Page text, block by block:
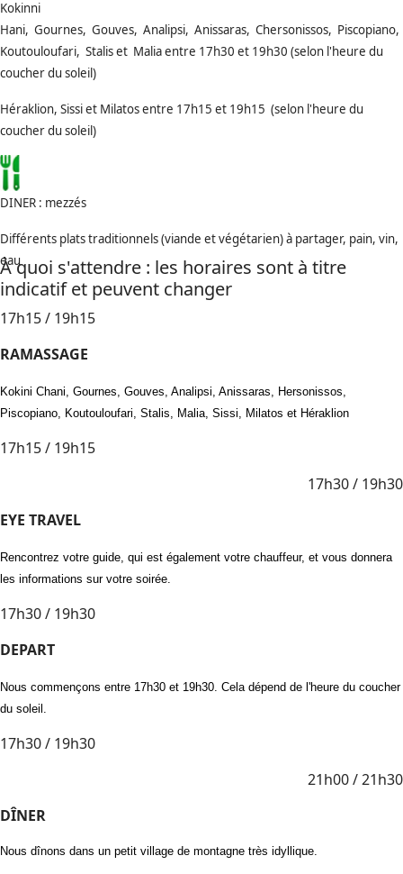
Kokinni
Hani, Gournes, Gouves, Analipsi, Anissaras, Chersonissos, Piscopiano,
Koutouloufari, Stalis et Malia entre 17h30 et 19h30 (selon l'heure du
coucher du soleil)
Héraklion, Sissi et Milatos entre 17h15 et 19h15 (selon l'heure du
coucher du soleil)
DINER : mezzés
Différents plats traditionnels (viande et végétarien) à partager, pain, vin,
eau
À quoi s'attendre : les horaires sont à titre
indicatif et peuvent changer
17h15 / 19h15
RAMASSAGE
Kokini Chani, Gournes, Gouves, Analipsi, Anissaras, Hersonissos,
Piscopiano, Koutouloufari, Stalis, Malia, Sissi, Milatos et Héraklion
17h15 / 19h15
17h30 / 19h30
EYE TRAVEL
Rencontrez votre guide, qui est également votre chauffeur, et vous donnera
les informations sur votre soirée.
17h30 / 19h30
DEPART
Nous commençons entre 17h30 et 19h30. Cela dépend de l'heure du coucher
du soleil.
17h30 / 19h30
21h00 / 21h30
DÎNER
Nous dînons dans un petit village de montagne très idyllique.